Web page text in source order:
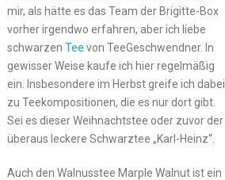
mir, als hätte es das Team der Brigitte-Box
vorher irgendwo erfahren, aber ich liebe
schwarzen Tee von TeeGeschwendner. In
gewisser Weise kaufe ich hier regelmäßig
ein. Insbesondere im Herbst greife ich dabei
zu Teekompositionen, die es nur dort gibt.
Sei es dieser Weihnachtstee oder zuvor der
überaus leckere Schwarztee „Karl-Heinz“.
Auch den Walnusstee Marple Walnut ist ein